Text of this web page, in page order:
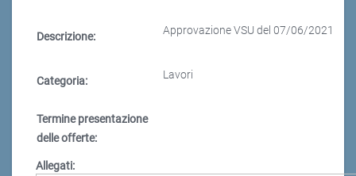
Descrizione: Approvazione VSU del 07/06/2021
Categoria: Lavori
Termine presentazione
delle offerte:
Allegati: